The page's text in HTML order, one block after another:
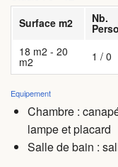
Surface m2 Nb.
18 m2 - 20
m2 1 / 0
Equipement
Chambre :
lampe et placard
Salle de bain :